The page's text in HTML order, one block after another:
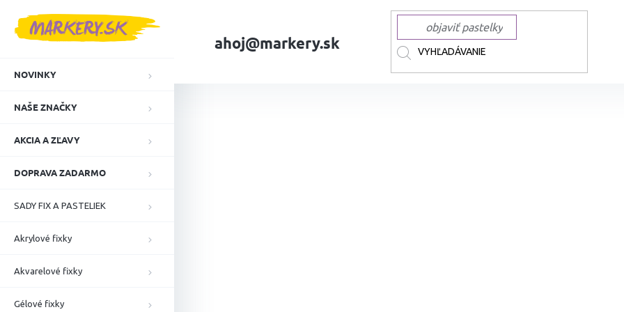
ahoj@markery.sk
NOVINKY
NAŠE ZNAČKY
AKCIA A ZĽAVY
DOPRAVA ZADARMO
SADY FIX A PASTELIEK
Akrylové fixky
Akvarelové fixky
Gélové fixky